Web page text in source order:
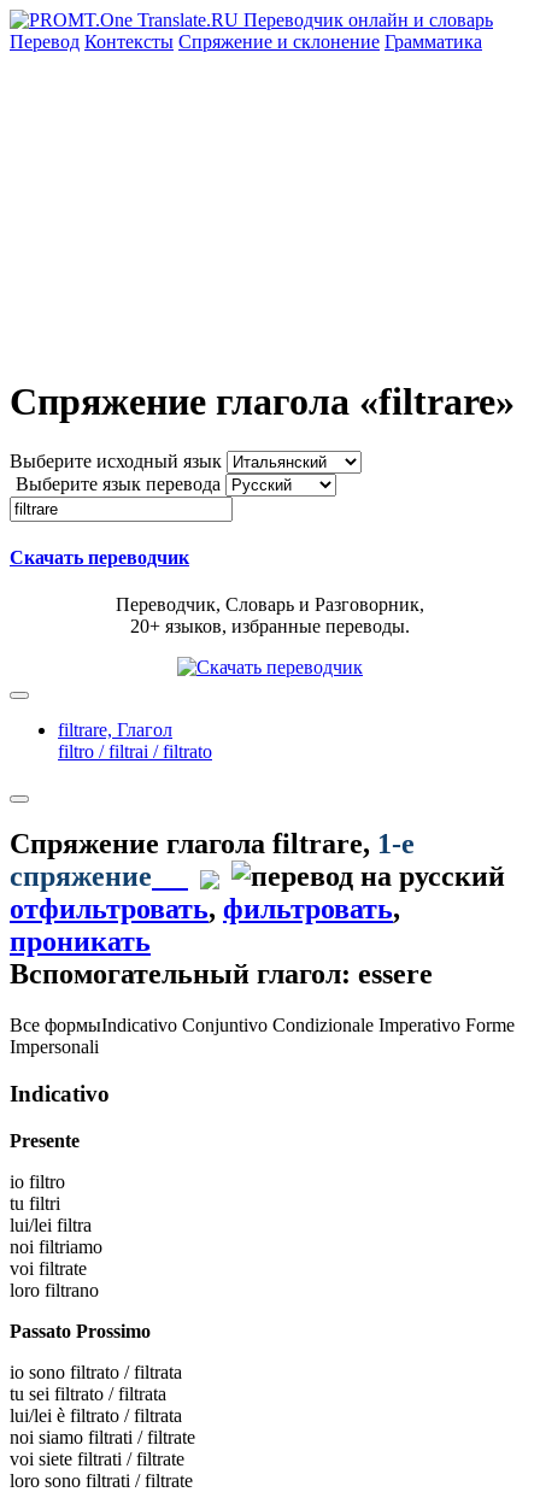
Перевод Контексты Спряжение и склонение Грамматика
Спряжение глагола «filtrare»
Выберите исходный язык
Выберите язык перевода
Скачать переводчик
Переводчик, Словарь и Разговорник,
20+ языков, избранные переводы.
filtrare, Глагол
filtro / filtrai / filtrato
Спряжение глагола filtrare, 1-е
спряжение
отфильтровать, фильтровать,
проникать
Вспомогательный глагол: essere
Все формыIndicativo Conjuntivo Condizionale Imperativo Forme
Impersonali
Indicativo
Presente
io filtro
tu filtri
lui/lei filtra
noi filtriamo
voi filtrate
loro filtrano
Passato Prossimo
io sono filtrato / filtrata
tu sei filtrato / filtrata
lui/lei è filtrato / filtrata
noi siamo filtrati / filtrate
voi siete filtrati / filtrate
loro sono filtrati / filtrate